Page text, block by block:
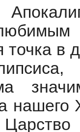
точка в
нашего